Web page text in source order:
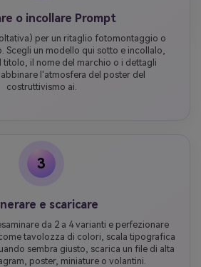
o incollare Prompt
per un ritaglio fotomontaggio o
Scegli un modello qui sotto e incollalo,
titolo, il nome del marchio o i dettagli
l'atmosfera del poster del
costruttivismo ai.
3
e scaricare
da 2 a 4 varianti e perfezionare
tavolozza di colori, scala tipografica
sembra giusto, scarica un file di alta
poster, miniature o volantini.